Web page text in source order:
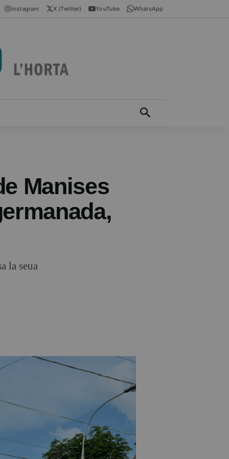
Instagram X (Twitter) YouTube WhatsApp
Manises
la seua